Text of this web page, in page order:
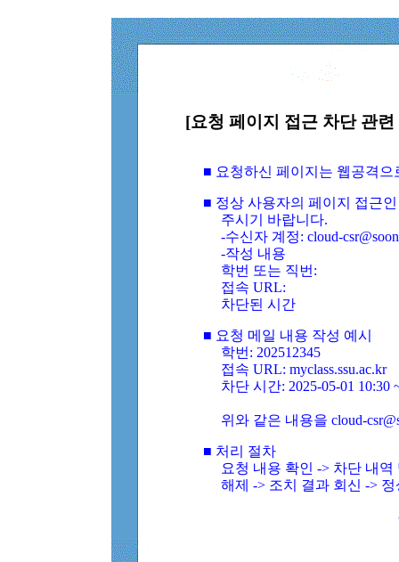
[요청 페이지 접근 차단 관
■ 요청하신 페이지는 웹공격
■ 정상 사용자의 페이지 접근
주시기 바랍니다.
-수신자 계정: cloud-
-작성 내용
학번 또는 직번:
접속 URL:
차단된 시간
■ 요청 메일 내용 작성 예시
학번: 202512345
접속 URL: myclass.ssu.ac.kr
차단 시간: 2025-05-01 10:30
위와 같은 내용을 cloud-
■ 처리 절차
요청 내용 확인 -> 차단 내
해제 -> 조치 결과 회신 ->